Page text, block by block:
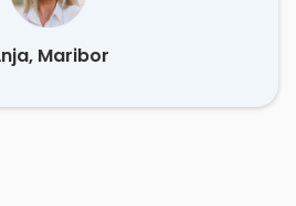
Maribor